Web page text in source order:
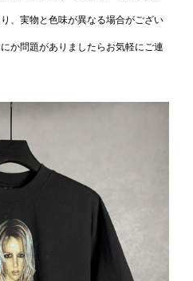
、実物と色味が異なる場合がござい
か問題がありましたらお気軽にご連